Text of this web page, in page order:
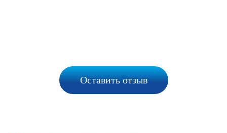
Оставить отзыв